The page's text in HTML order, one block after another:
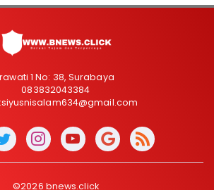
1 No: 38, Surabaya
083832043384
©2026 bnews.click